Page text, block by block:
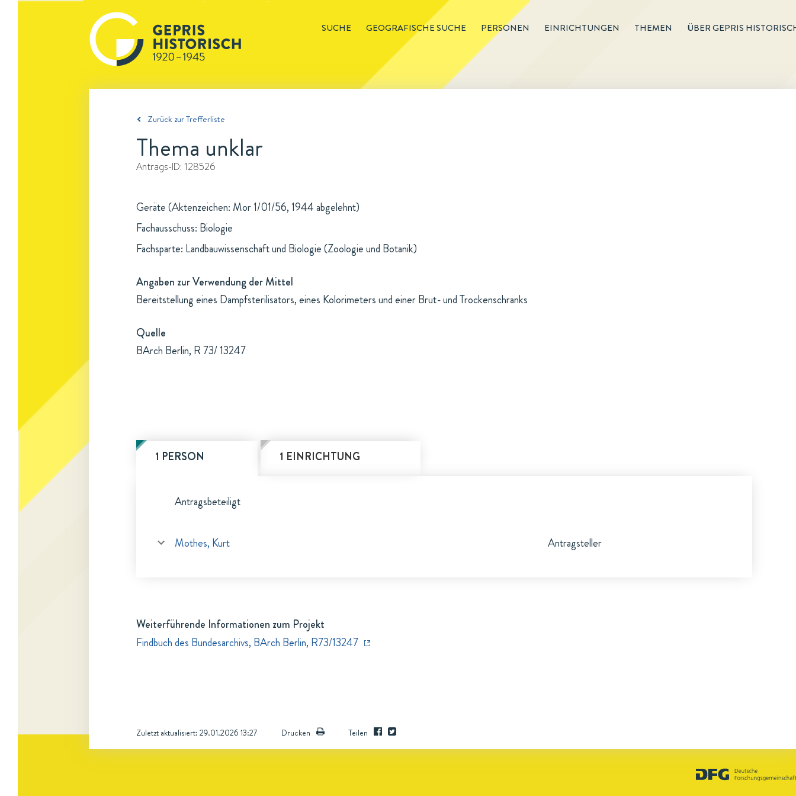
SUCHE GEOGRAFISCHE SUCHE PERSONEN EINRICHTUNGEN THEMEN ÜBER GEPRIS
Zurück zur Trefferliste
Thema unklar
Antrags-ID: 128526
Geräte (Aktenzeichen: Mor 1/01/56, 1944 abgelehnt)
Fachausschuss: Biologie
Fachsparte: Landbauwissenschaft und Biologie (Zoologie und Botanik)
Angaben zur Verwendung der Mittel
Bereitstellung eines Dampfsterilisators, eines Kolorimeters und einer Brut- und Trockenschranks
Quelle
BArch Berlin, R 73/ 13247
1 PERSON 1 EINRICHTUNG
Antragsbeteiligt
Mothes, Kurt Antragsteller
Weiterführende Informationen zum Projekt
Findbuch des Bundesarchivs, BArch Berlin, R73/13247
Zuletzt aktualisiert: 29.01.2026 13:27 Drucken Teilen